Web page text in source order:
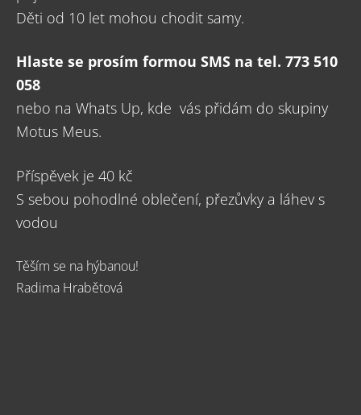
Děti od 10 let mohou chodit samy.
Hlaste se prosím formou SMS na tel. 773 510
058
nebo na Whats Up, kde vás přidám do skupiny
Motus Meus.
Příspěvek je 40 kč
S sebou pohodlné oblečení, přezůvky a láhev s
vodou
Těším se na hýbanou!
Radima Hrabětová